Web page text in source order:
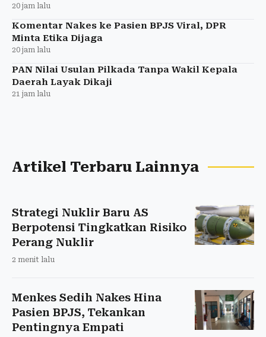
20 jam lalu
Komentar Nakes ke Pasien BPJS Viral, DPR
Minta Etika Dijaga
20 jam lalu
PAN Nilai Usulan Pilkada Tanpa Wakil Kepala
Daerah Layak Dikaji
21 jam lalu
Artikel Terbaru Lainnya
Strategi Nuklir Baru AS
Berpotensi Tingkatkan Risiko
Perang Nuklir
2 menit lalu
Menkes Sedih Nakes Hina
Pasien BPJS, Tekankan
Pentingnya Empati